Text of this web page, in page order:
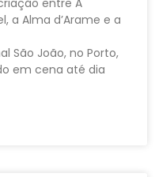
a Alma d’Arame e a
São João, no Porto,
em cena até dia